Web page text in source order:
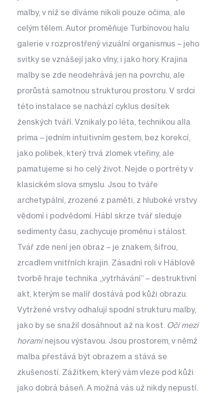
malby, v níž se díváme nikoli pouze očima, ale
celým tělem. Autor proměňuje Turbínovou halu
galerie v rozprostřený vizuální organismus – jeho
svitky se vznášejí jako vlny, i jako hory. Krajina
malby se zde neodehrává jen na povrchu, ale
prorůstá samotnou strukturou prostoru. V srdci
této instalace se nachází cyklus desítek
ženských tváří. Vznikaly po léta, technikou alla
prima – jedním intuitivním gestem, bez korekcí,
jako polibek, který trvá zlomek vteřiny, ale
pamatujeme si ho celý život. Nejde o portréty v
klasickém slova smyslu. Jsou to tváře
archetypální, zrozené z paměti, z hluboké vrstvy
vědomí i podvědomí. Hábl skrze tvář sleduje
sedimenty času, zachycuje proměnu i stálost.
Tvář zde není jen obraz – je znakem, šifrou,
zrcadlem vnitřních krajin. Zásadní roli v Háblově
tvorbě hraje technika „vytrhávání“ – destruktivní
akt, kterým se malíř dostává pod kůži obrazu.
Vytržené vrstvy odhalují spodní strukturu malby,
jako by se snažil dosáhnout až na kost. Oči mezi
horaminejsou výstavou. Jsou prostorem, v němž
malba přestává být obrazem a stává se
zkušeností. Zážitkem, který vám vleze pod kůži
jako dobrá báseň. A možná vás už nikdy nepustí.